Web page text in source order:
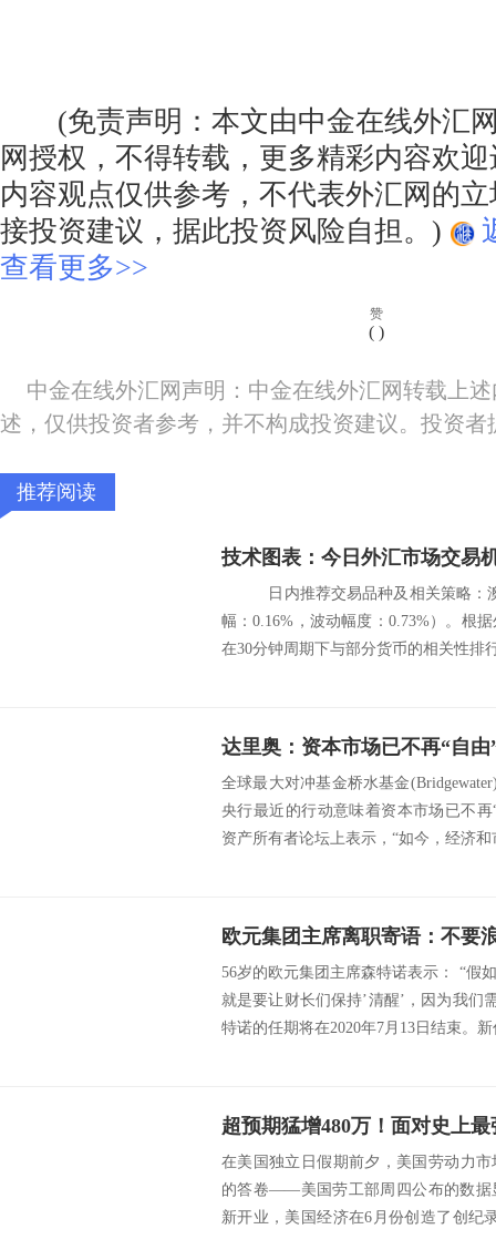
(免责声明：本文由中金在线外汇
网授权，不得转载，更多精彩内容欢
内容观点仅供参考，不代表外汇网的
接投资建议，据此投资风险自担。)
查看更多>>
赞
( )
中金在线外汇网声明：中金在线外汇网转载上
述，仅供投资者参考，并不构成投资建议。投资
推荐阅读
技术图表：今日外汇市场交易
日内推荐交易品种及相关策略：澳
幅：0.16%，波动幅度：0.73%）。根
在30分钟周期下与部分货币的
全球最大对冲基金桥水基金
央行最近的行动意味着资本市场已不
资产所有者论坛上表示，“如今，经济
欧元集团主席离职寄语：不要
56岁的欧元集团主席森特诺表示： “假
就是要让财长们保持’清醒’，因为我们
特诺的任期将在2020年7月13日结束。
在美国独立日假期前夕，美国劳动力
的答卷——美国劳工部周四公布的数据
新开业，美国经济在6月份创造了创纪